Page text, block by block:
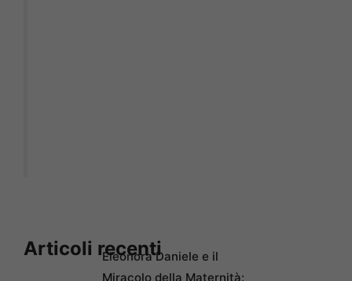
Articoli recentiEleonora Daniele e il
Miracolo della Maternità: